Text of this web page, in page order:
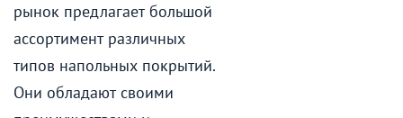
рынок предлагает большой
ассортимент различных
типов напольных покрытий.
Они обладают своими